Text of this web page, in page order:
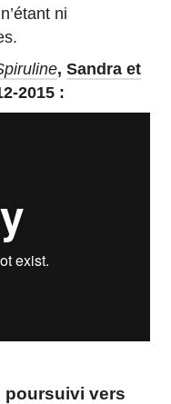
ni
,Sandra et
2015 :
poursuivi vers